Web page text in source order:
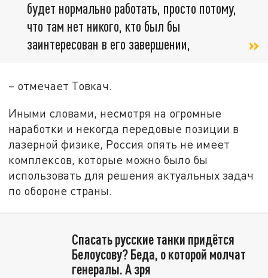
будет нормально работать, просто потому,
что там нет никого, кто был бы
заинтересован в его завершении,
– отмечает Товкач.
Иными словами, несмотря на огромные
наработки и некогда передовые позиции в
лазерной физике, Россия опять не имеет
комплексов, которые можно было бы
использовать для решения актуальных задач
по обороне страны.
Спасать русские танки придётся
Белоусову? Беда, о которой молчат
генералы. А зря